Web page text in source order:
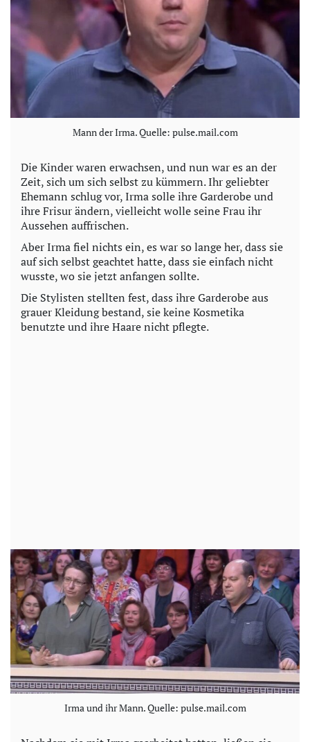
Mann der Irma. Quelle: pulse.mail.com
Die Kinder waren erwachsen, und nun war es an der
Zeit, sich um sich selbst zu kümmern. Ihr geliebter
Ehemann schlug vor, Irma solle ihre Garderobe und
ihre Frisur ändern, vielleicht wolle seine Frau ihr
Aussehen auffrischen.
Aber Irma fiel nichts ein, es war so lange her, dass sie
auf sich selbst geachtet hatte, dass sie einfach nicht
wusste, wo sie jetzt anfangen sollte.
Die Stylisten stellten fest, dass ihre Garderobe aus
grauer Kleidung bestand, sie keine Kosmetika
benutzte und ihre Haare nicht pflegte.
Irma und ihr Mann. Quelle: pulse.mail.com